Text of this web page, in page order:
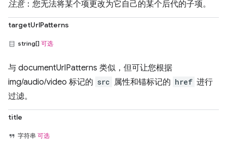
注意：您无法将某个项更改为它自己的某个后代的子项。
targetUrlPatterns
string[] 可选
与 documentUrlPatterns 类似，但可让您根据
img/audio/video 标记的 src 属性和锚标记的 href 进行
过滤。
title
字符串 可选